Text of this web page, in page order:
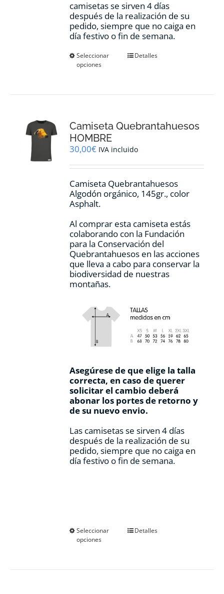
camisetas se sirven 4 días
después de la realización de su
pedido, siempre que no caiga en
día festivo o fin de semana.
Seleccionar
opciones
Este
se
elegir
la
de
producto
Detalles
Camiseta Quebrantahuesos
HOMBRE
30,00€ IVA incluido
Camiseta Quebrantahuesos
Algodón orgánico, 145gr., color
Asphalt.
Al comprar esta camiseta estás
colaborando con la Fundación
para la Conservación del
Quebrantahuesos en las acciones
que lleva a cabo para conservar la
biodiversidad de nuestras
montañas.
Asegúrese de que elige la talla
correcta, en caso de querer
solicitar el cambio deberá
abonar los portes de retorno y
de su nuevo envio.
Las camisetas se sirven 4 días
después de la realización de su
pedido, siempre que no caiga en
día festivo o fin de semana.
Seleccionar
opciones
EsteDetalles